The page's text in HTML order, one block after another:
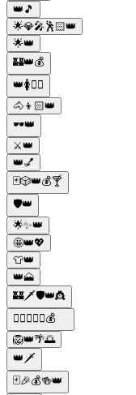
👑🎵
🌟💎🎤🕺🏻👑
🌟👑
🏰👑💰
👑🚺👩‍⚕️
🐴👦🏻👑
🕶️👑
⚔️👑
👑💅
🃏🎲👑💰🍸
🛡️👑
🌟✨👑
🤩👑💖
👕👑
👑🗻
🏰🗡️🛡️👑👸
🕵️‍♂️🔫👑🚬💰
🦁👑🌴🌅
👑🗡️
🃏🎉💰🍻👑